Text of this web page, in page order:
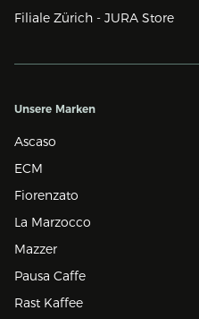
Filiale Zürich - JURA Store
Unsere Marken
Ascaso
ECM
Fiorenzato
La Marzocco
Mazzer
Pausa Caffe
Rast Kaffee